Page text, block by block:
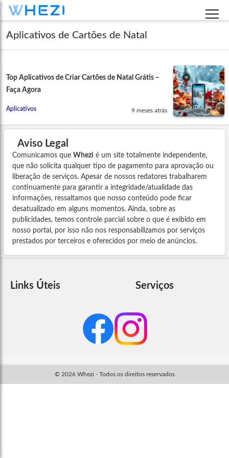
Aplicativos de Cartões de Natal
Top Aplicativos de Criar Cartões de Natal Grátis –
Faça Agora
Aplicativos 9 meses atrás
Aviso Legal
Comunicamos que Whezi é um site totalmente independente,
que não solicita qualquer tipo de pagamento para aprovação ou
liberação de serviços. Apesar de nossos redatores trabalharem
continuamente para garantir a integridade/atualidade das
informações, ressaltamos que nosso conteúdo pode ficar
desatualizado em alguns momentos. Ainda, sobre as
publicidades, temos controle parcial sobre o que é exibido em
nosso portal, por isso não nos responsabilizamos por serviços
prestados por terceiros e oferecidos por meio de anúncios.
Links Úteis Serviços
© 2026 Whezi - Todos os direitos reservados